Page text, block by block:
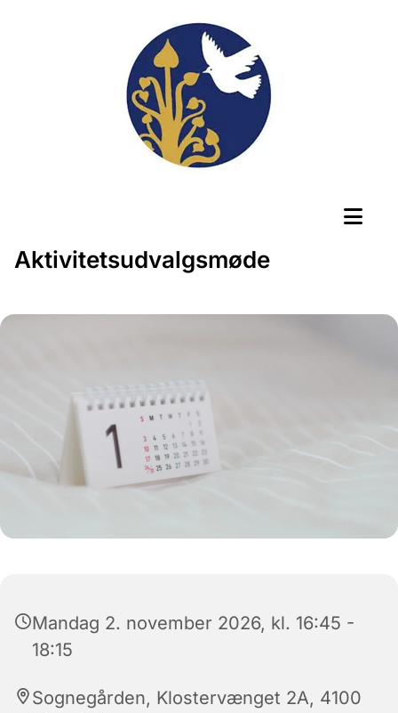
Aktivitetsudvalgsmøde
Mandag 2. november 2026, kl. 16:45 -
18:15
Sognegården, Klostervænget 2A, 4100